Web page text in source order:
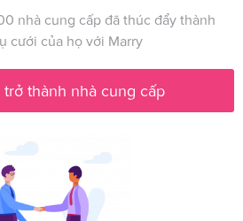
nhà cung cấp đã thúc đẩy thành
cưới của họ với Marry
thành nhà cung cấp